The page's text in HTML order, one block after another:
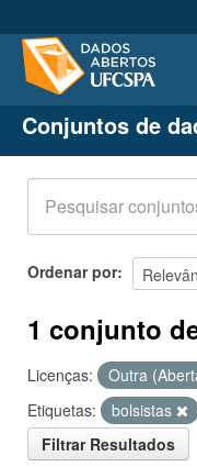
Conjuntos de dados
Organizações
Grupos
Sobre
Conjuntos de
Ordenar por
1 conjunto
Licenças: Outra
Etiquetas:
bolsistas
Filtrar Resultados